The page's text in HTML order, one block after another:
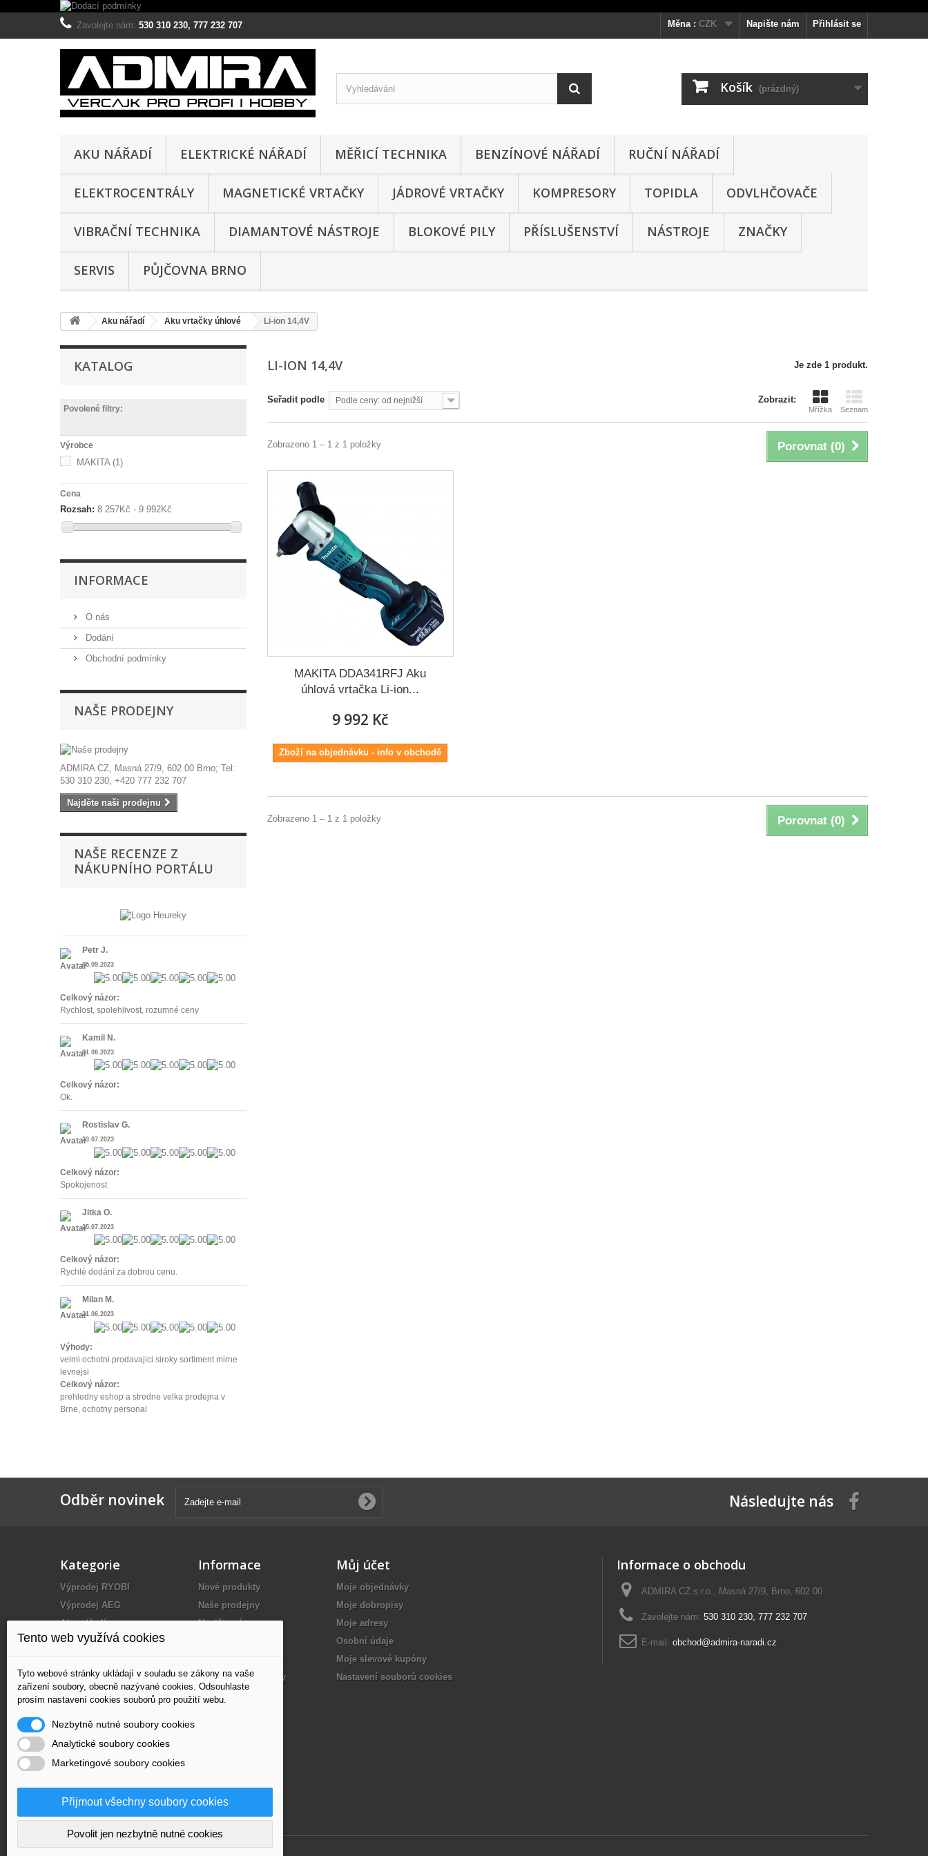
Přihlásit se
Napište nám
Zavolejte nám: 530 310 230, 777 232 707 Měna : CZK
Košík (prázdný)
AKU NÁŘADÍ ELEKTRICKÉ NÁŘADÍ MĚŘICÍ TECHNIKA BENZÍNOVÉ NÁŘADÍ RUČNÍ NÁŘADÍ
ELEKTROCENTRÁLY MAGNETICKÉ VRTAČKY JÁDROVÉ VRTAČKY KOMPRESORY TOPIDLA ODVLHČOVAČE
VIBRAČNÍ TECHNIKA DIAMANTOVÉ NÁSTROJE BLOKOVÉ PILY PŘÍSLUŠENSTVÍ NÁSTROJE ZNAČKY
SERVIS PŮJČOVNA BRNO
Aku nářadí Aku vrtačky úhlové Li-ion 14,4V
KATALOG
Povolené filtry:
Výrobce
MAKITA (1)
Cena
Rozsah: 8 257Kč - 9 992Kč
INFORMACE
O nás
Dodání
Obchodní podmínky
NAŠE PRODEJNY
ADMIRA CZ, Masná 27/9, 602 00 Brno; Tel:
530 310 230, +420 777 232 707
Najděte naši prodejnu
NAŠE RECENZE Z
NÁKUPNÍHO PORTÁLU
Petr J.
05.09.2023
Celkový názor:
Rychlost, spolehlivost, rozumné ceny
Kamil N.
01.08.2023
Celkový názor:
Ok.
Rostislav G.
23.07.2023
Celkový názor:
Spokojenost
Jitka O.
25.07.2023
Celkový názor:
Rychlé dodání za dobrou cenu.
Milan M.
21.06.2023
Výhody:
velmi ochotni prodavajici siroky sortiment mirne
levnejsi
Celkový názor:
prehledny eshop a stredne velka prodejna v
Brne, ochotny personal
LI-ION 14,4V Je zde 1 produkt.
Zobrazit:
Mřížka Seznam
Seřadit podle Podle ceny: od nejnižší
Porovnat (0)
Zobrazeno 1 – 1 z 1 položky
MAKITA DDA341RFJ Aku
úhlová vrtačka Li-ion...
9 992 Kč
Zboží na objednávku - info v obchodě
Porovnat (0)
Zobrazeno 1 – 1 z 1 položky
Odběr novinek Následujte nás
Kategorie
Výprodej RYOBI
Výprodej AEG
Aku nářadí
Elektrické nářadí
Benzínové nářadí
Kompresory
Měřící technika
Nástroje
Příslušenství
Elektrocentrály
Topidla a odvlhčovače
Informace
Nové produkty
Naše prodejny
Napište nám
Dodání
Obchodní podmínky
Partneři
Můj účet
Moje objednávky
Moje dobropisy
Moje adresy
Osobní údaje
Moje slevové kupóny
Nastavení souborů cookies
Informace o obchodu
ADMIRA CZ s.r.o., Masná 27/9, Brno, 602 00
Zavolejte nám: 530 310 230, 777 232 707
E-mail: obchod@admira-naradi.cz
Tento web využívá cookies
Tyto webové stránky ukládají v souladu se zákony na vaše
zařízení soubory, obecně nazývané cookies. Odsouhlaste
prosím nastavení cookies souborů pro použití webu.
Nezbytně nutné soubory cookies
Analytické soubory cookies
Marketingové soubory cookies
Přijmout všechny soubory cookies
Povolit jen nezbytně nutné cookies